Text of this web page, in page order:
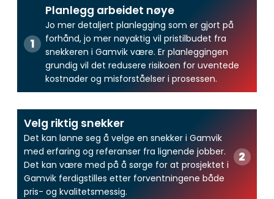
Planlegg arbeidet nøye
Jo mer detaljert planlegging som er gjort på
forhånd, jo mer nøyaktig vil pristilbudet fra
snekkeren i Gamvik være. Er planleggingen
grundig vil det redusere risikoen for uventede
kostnader og misforståelser i prosessen.
Velg riktig snekker
Det kan lønne seg å velge en snekker i Gamvik
med erfaring og referanser fra lignende jobber.
Det kan være med på å sørge for at prosjektet i
Gamvik ferdigstilles etter forventningene både
pris- og kvalitetsmessig.